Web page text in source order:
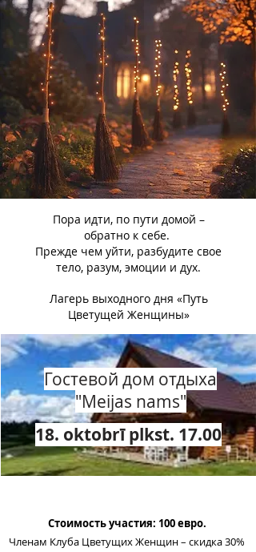
Пора идти, по пути домой –
обратно к себе.
Прежде чем уйти, разбудите свое
тело, разум, эмоции и дух.
Лагерь выходного дня «Путь
Цветущей Женщины»
Гостевой дом отдыха
"Meijas nams"
18. oktobrī plkst. 17.00
Стоимость участия: 100 евро.
Членам Клуба Цветущих Женщин – скидка 30%